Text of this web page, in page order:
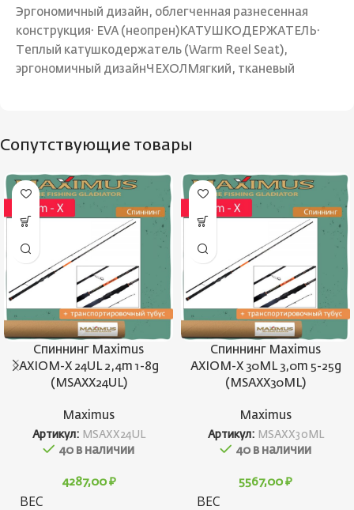
Эргономичный дизайн, облегченная разнесенная
конструкция· EVA (неопрен)КАТУШКОДЕРЖАТЕЛЬ·
Теплый катушкодержатель (Warm Reel Seat),
эргономичный дизайнЧЕХОЛМягкий, тканевый
Сопутствующие товары
Спиннинг Maximus
AXIOM-X 24UL 2,4m 1-8g
(MSAXX24UL)
Maximus
Артикул: MSAXX24UL
40 в наличии
4287,00 ₽
ВЕС
Спиннинг Maximus
AXIOM-X 30ML 3,0m 5-25g
(MSAXX30ML)
Maximus
Артикул: MSAXX30ML
40 в наличии
5567,00 ₽
ВЕС